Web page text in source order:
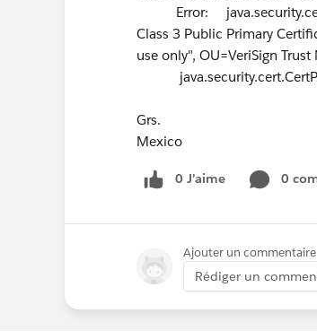
Error:
Class 3 Public Primary
use only", OU=VeriSign
Grs.
Mexico
0 J’aime 0
Ajouter un commentaire
Rédiger un